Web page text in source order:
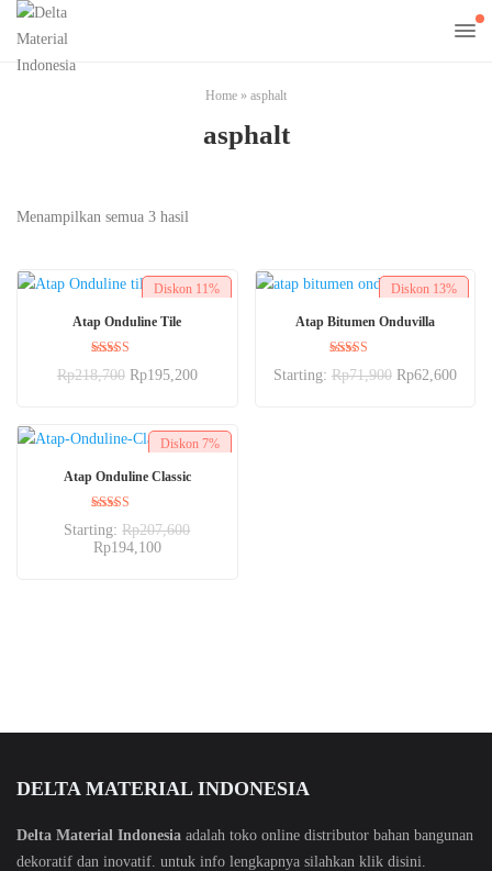
Home » asphalt
asphalt
Menampilkan semua 3 hasil
Diskon 11%
Atap Onduline Tile
Dinilai
5.00
Rp218,700 Rp195,200
Diskon 13%
Atap Bitumen Onduvilla
Dinilai
5.00
Starting: Rp71,900 Rp62,600
Diskon 7%
Atap Onduline Classic
Dinilai
5.00
dari 5
Starting:Rp207,600
Rp194,100
DELTA MATERIAL INDONESIA
Delta Material Indonesia adalah toko online distributor bahan bangunan
dekoratif dan inovatif. untuk info lengkapnya silahkan klik disini.